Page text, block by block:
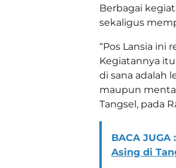
Berbagai
sekaligus
“Pos Lansia ini
Kegiatannya
di sana adalah
maupun
Tangsel, pada
BACA JUGA :
Asing di